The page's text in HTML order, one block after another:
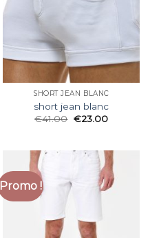
SHORT JEAN BLANC
short jean blanc
€41.00 €23.00
Promo !